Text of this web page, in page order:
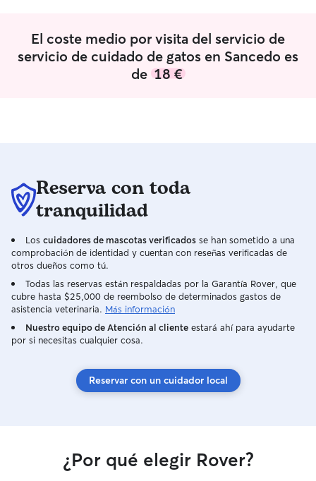
El coste medio por visita del servicio de
servicio de cuidado de gatos en Sancedo es
de 18 €
Reserva con toda
tranquilidad
Los cuidadores de mascotas verificados se han sometido a una
comprobación de identidad y cuentan con reseñas verificadas de
otros dueños como tú.
Todas las reservas están respaldadas por la Garantía Rover, que
cubre hasta $25,000 de reembolso de determinados gastos de
asistencia veterinaria. Más información
Nuestro equipo de Atención al cliente estará ahí para ayudarte
por si necesitas cualquier cosa.
Reservar con un cuidador local
¿Por qué elegir Rover?